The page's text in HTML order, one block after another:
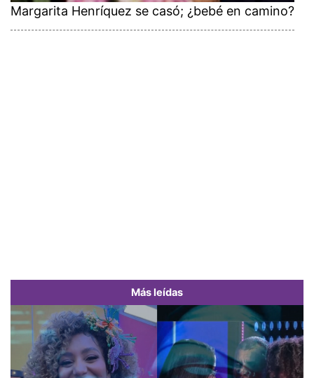
Margarita Henríquez se casó; ¿bebé en camino?
Más leídas